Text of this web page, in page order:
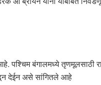
बंगालमध्ये तृणमूलसाठी
देईन असे सांगितले आहे